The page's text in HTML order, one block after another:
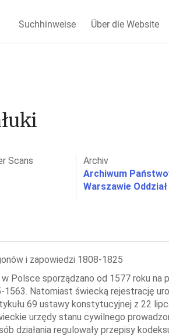
Suchhinweise Über die Website
Scans
Archiv
Archiwum
Warszawie
i zapowiedzi 1808-1825
Polsce sporządzano od 1577 roku
Natomiast świecką rejestrację
69 ustawy konstytucyjnej z 22
urzędy stanu cywilnego
działania regulowały przepisy